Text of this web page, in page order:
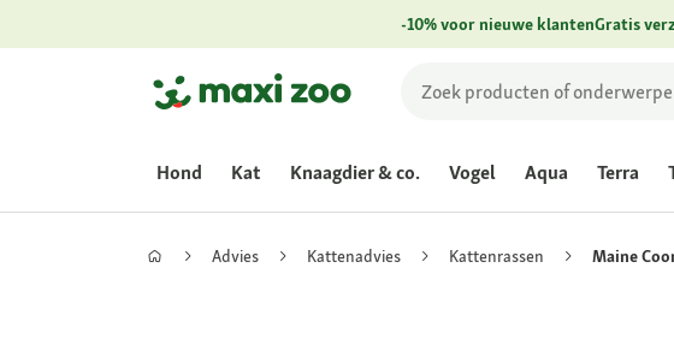
-10% voor nieuwe klantenGratis
Hond Kat Knaagdier & co. Vogel Aqua Terra
Advies Kattenadvies Kattenrassen Maine